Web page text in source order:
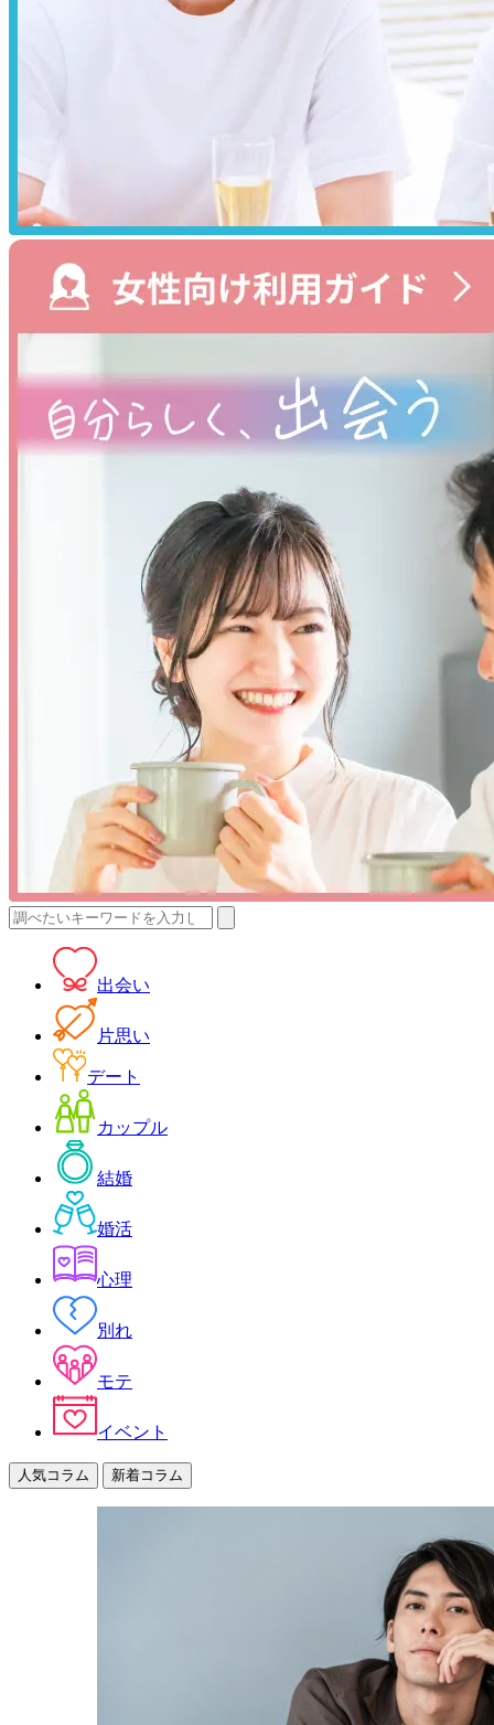
検
出会い
片思い
デート
カップル
結婚
婚活
心理
別れ
モテ
イベント
人気コラム 新着コラム